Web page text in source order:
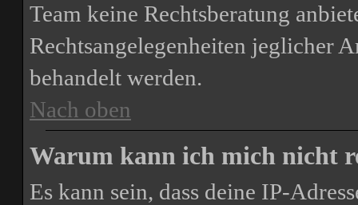
Team keine Rechtsberatung
Rechtsangelegenheiten jeglicher
behandelt werden.
Nach oben
Warum kann ich mich nicht
Es kann sein, dass deine IP-